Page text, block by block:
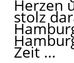
Herzen
stolz
Zeit ...